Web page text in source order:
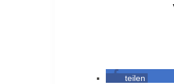
teilen